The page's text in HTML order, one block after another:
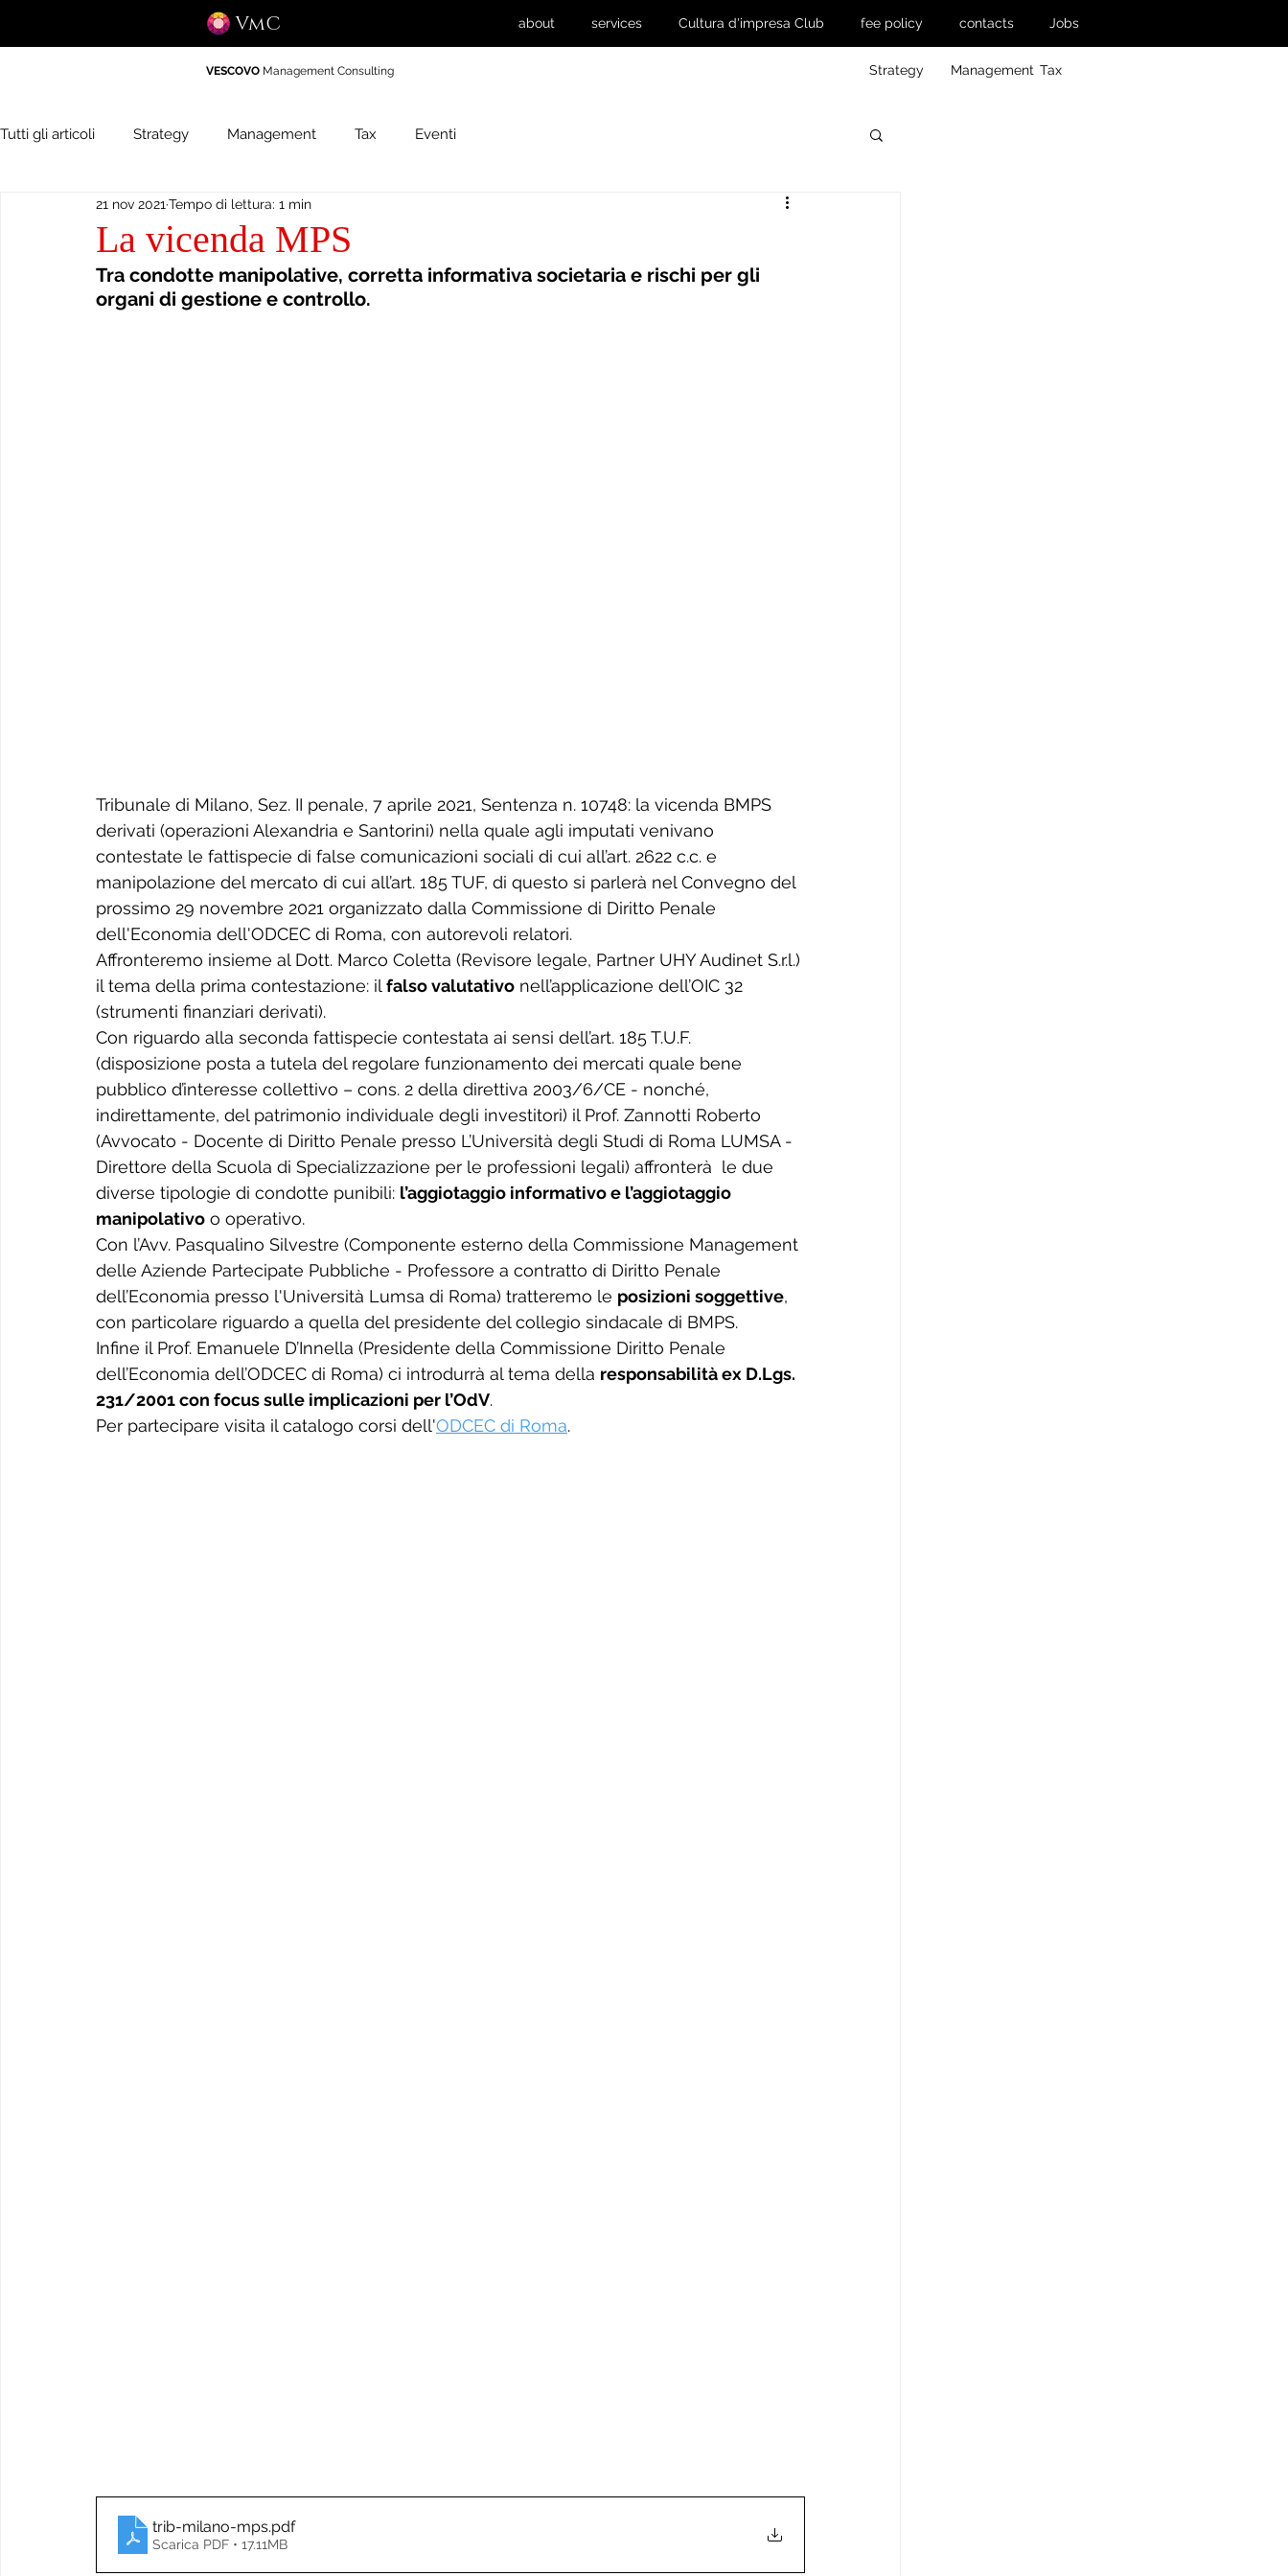
VmC
VESCOVO Management Consulting Strategy Management Tax
about services Cultura d'impresa Club fee policy contacts Jobs
Tutti gli articoli Strategy Management Tax Eventi
La vicenda MPS
21 nov 2021 Tempo di lettura: 1 min
Tra condotte manipolative, corretta informativa societaria e rischi per gli
organi di gestione e controllo.
Tribunale di Milano, Sez. II penale, 7 aprile 2021, Sentenza n. 10748: la vicenda BMPS
derivati (operazioni Alexandria e Santorini) nella quale agli imputati venivano
contestate le fattispecie di false comunicazioni sociali di cui all’art. 2622 c.c. e
manipolazione del mercato di cui all’art. 185 TUF, di questo si parlerà nel Convegno del
prossimo 29 novembre 2021 organizzato dalla Commissione di Diritto Penale
dell'Economia dell'ODCEC di Roma, con autorevoli relatori.
Affronteremo insieme al Dott. Marco Coletta (Revisore legale, Partner UHY Audinet S.r.l.)
il tema della prima contestazione: il falso valutativo nell’applicazione dell’OIC 32
(strumenti finanziari derivati).
Con riguardo alla seconda fattispecie contestata ai sensi dell’art. 185 T.U.F.
(disposizione posta a tutela del regolare funzionamento dei mercati quale bene
pubblico d’interesse collettivo – cons. 2 della direttiva 2003/6/CE - nonché,
indirettamente, del patrimonio individuale degli investitori) il Prof. Zannotti Roberto
(Avvocato - Docente di Diritto Penale presso L’Università degli Studi di Roma LUMSA -
Direttore della Scuola di Specializzazione per le professioni legali) affronterà  le due
diverse tipologie di condotte punibili: l’aggiotaggio informativo e l’aggiotaggio
manipolativo o operativo.
Con l’Avv. Pasqualino Silvestre (Componente esterno della Commissione Management
delle Aziende Partecipate Pubbliche - Professore a contratto di Diritto Penale
dell’Economia presso l'Università Lumsa di Roma) tratteremo le posizioni soggettive,
con particolare riguardo a quella del presidente del collegio sindacale di BMPS.
Infine il Prof. Emanuele D’Innella (Presidente della Commissione Diritto Penale
dell’Economia dell’ODCEC di Roma) ci introdurrà al tema della responsabilità ex D.Lgs.
231/2001 con focus sulle implicazioni per l’OdV.
Per partecipare visita il catalogo corsi dell'ODCEC di Roma.
trib-milano-mps.pdf
Scarica PDF • 17.11MB